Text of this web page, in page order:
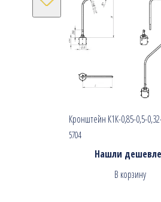
Кронштейн К1К-0,85-0,5-
5704
Нашли
В корзину